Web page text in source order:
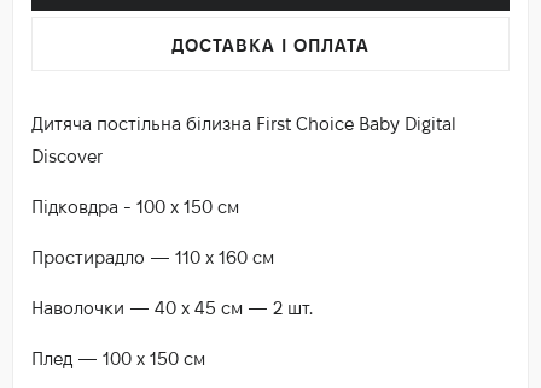
ДОСТАВКА І ОПЛАТА
Дитяча постільна білизна First Choice Baby Digital
Discover
Підковдра - 100 х 150 см
Простирадло — 110 х 160 см
Наволочки — 40 х 45 см — 2 шт.
Плед — 100 х 150 см